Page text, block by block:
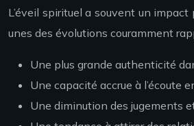
L’éveil spirituel a souvent un
unes des évolutions couramment
Une plus grande authenticité
Une capacité accrue à l’écoute
Une diminution des jugements